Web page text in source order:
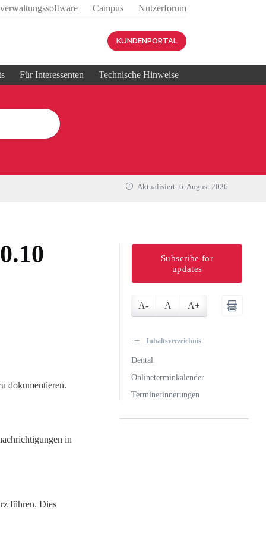
Campus Nutzerforum
KUNDENPORTAL
Für Interessenten Technische Hinweise
Aktualisiert: 6. August 2026
dokumentieren.
in
führen. Dies
Subscribe for
updates
A- A A+
Inhaltsverzeichnis
Dental
Onlineterminkalender
Terminerinnerungen